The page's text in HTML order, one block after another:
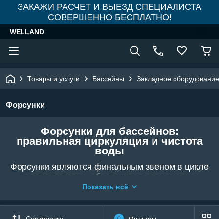
ЗАКАЖИ РАСЧЕТ И ВЫЕЗД СПЕЦИАЛИСТА
СОВЕРШЕННО БЕСПЛАТНО!
WELLAND
Товары и услуги Бассейны Закладное
Форсунки
Форсунки для бассейнов:
правильная циркуляция и чистота
воды
Форсунки являются финальным звеном в цикле
водоподготовки, обеспечивая равномерное
распределение чистой воды по всему объему
представлен большой выбор стеновых и
донных форсунок от надежных брендов:
Показать всё